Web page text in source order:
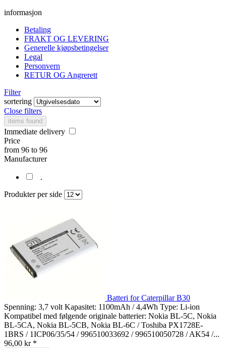
informasjon
Betaling
FRAKT OG LEVERING
Generelle kjøpsbetingelser
Legal
Personvern
RETUR OG Angrerett
Filter
sortering
Close filters
items found
Immediate delivery
Price
from 96 to 96
Manufacturer
.
Produkter per side
Batteri for Caterpillar B30
Spenning: 3,7 volt Kapasitet: 1100mAh / 4,4Wh Type: Li-ion
Kompatibel med følgende originale batterier: Nokia BL-5C, Nokia
BL-5CA, Nokia BL-5CB, Nokia BL-6C / Toshiba PX1728E-
1BRS / 1ICP06/35/54 / 996510033692 / 996510050728 / AK54 /...
96,00 kr *